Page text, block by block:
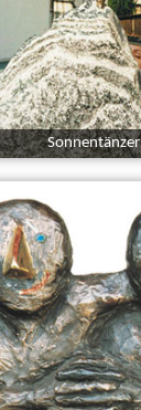
Sonnentänzer